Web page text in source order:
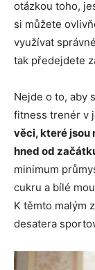
otázkou toho,
si můžete
využívat
tak předejdete
Nejde o to, aby
fitness trenér v
věci, které jsou
hned od
minimum
cukru a bílé
K těmto malým
desatera